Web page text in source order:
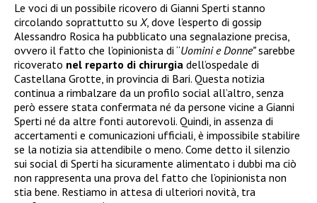
Le voci di un possibile ricovero di Gianni Sperti stanno
circolando soprattutto su X, dove l’esperto di gossip
Alessandro Rosica ha pubblicato una segnalazione precisa,
ovvero il fatto che l’opinionista di “Uomini e Donne”sarebbe
ricoverato nel reparto di chirurgia dell’ospedale di
Castellana Grotte, in provincia di Bari. Questa notizia
continua a rimbalzare da un profilo social all’altro, senza
però essere stata confermata né da persone vicine a Gianni
Sperti né da altre fonti autorevoli. Quindi, in assenza di
accertamenti e comunicazioni ufficiali, è impossibile stabilire
se la notizia sia attendibile o meno. Come detto il silenzio
sui social di Sperti ha sicuramente alimentato i dubbi ma ciò
non rappresenta una prova del fatto che l’opinionista non
stia bene. Restiamo in attesa di ulteriori novità, tra